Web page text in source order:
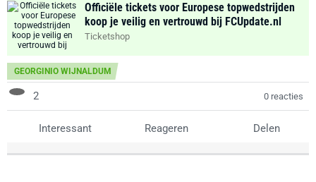
Officiële tickets voor Europese topwedstrijden
koop je veilig en vertrouwd bij FCUpdate.nl
Ticketshop
GEORGINIO WIJNALDUM
2 0 reacties
Interessant Reageren Delen